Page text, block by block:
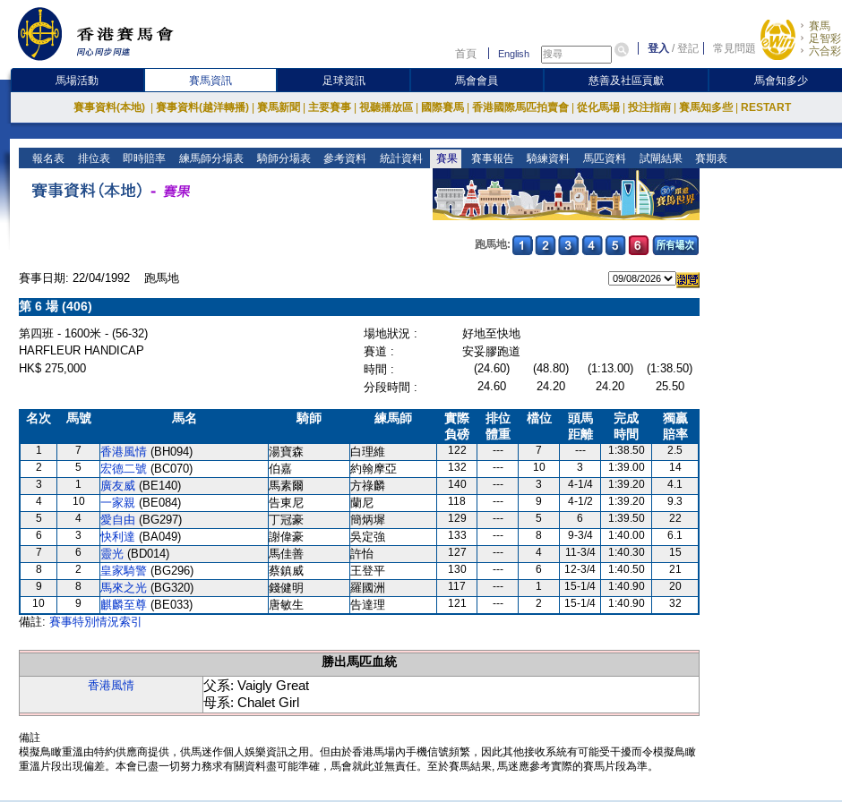
首頁 English 登入 /登記 常見問題
賽馬
足智彩
六合彩
馬場活動 賽馬資訊 足球資訊 馬會會員 慈善及社區貢獻 馬會知多少
賽事資料(本地) 賽事資料(越洋轉播) 賽馬新聞 主要賽事 視聽播放區 國際賽馬 香港國際馬匹拍賣會 從化馬場 投注指南 賽馬知多些 RESTART
報名表 排位表 即時賠率 練馬師分場表 騎師分場表 參考資料 統計資料 賽果 賽事報告 騎練資料 馬匹資料 試閘結果 賽期表
跑馬地:
賽事日期: 22/04/1992 跑馬地
第 6 場 (406)
第四班 - 1600米 - (56-32) 場地狀況 :
好地至快地
HARFLEUR HANDICAP
賽道 :
安妥膠跑道
HK$ 275,000
時間 : (24.60) (48.80) (1:13.00)
(1:38.50)
分段時間 :
24.60 24.20 24.20 25.50
名次 馬號 馬名 騎師 練馬師
實際
負磅
排位
體重
檔位
頭馬
距離
完成
時間
獨贏
賠率
1 7 香港風情 (BH094) 湯寶森 白理維 122 --- 7 --- 1:38.50
2.5
2
5 宏德二號 (BC070) 伯嘉 約翰摩亞 132 --- 10 3 1:39.00
14
3
1 廣友威 (BE140) 馬素爾 方祿麟 140 --- 3 4-1/4 1:39.20
4.1
4
10 一家親 (BE084) 告東尼 蘭尼 118 --- 9 4-1/2 1:39.20
9.3
5
4 愛自由 (BG297) 丁冠豪 簡炳墀 129 --- 5 6 1:39.50
22
6
3 快利達 (BA049) 謝偉豪 吳定強 133 --- 8 9-3/4 1:40.00
6.1
7
6 靈光 (BD014) 馬佳善 許怡 127 --- 4 11-3/4 1:40.30
15
8
2 皇家騎警 (BG296) 蔡鎮威 王登平 130 --- 6 12-3/4 1:40.50
21
9
8 馬來之光 (BG320) 錢健明 羅國洲 117 --- 1 15-1/4 1:40.90
20
10
9 麒麟至尊 (BE033) 唐敏生 告達理 121 --- 2 15-1/4 1:40.90 32
備註: 賽事特別情況索引
勝出馬匹血統
香港風情
父系: Vaigly Great
母系: Chalet Girl
備註
模擬鳥瞰重溫由特約供應商提供，供馬迷作個人娛樂資訊之用。但由於香港馬場內手機信號頻繁，因此其他接收系統有可能受干擾而令模擬鳥瞰
重溫片段出現偏差。本會已盡一切努力務求有關資料盡可能準確，馬會就此並無責任。至於賽馬結果, 馬迷應參考實際的賽馬片段為準。